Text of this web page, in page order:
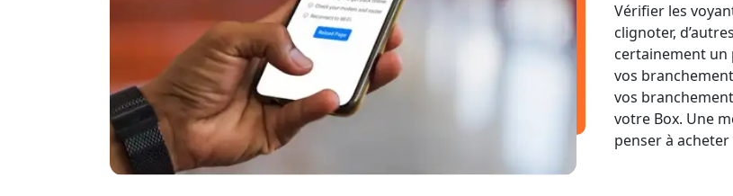
Vérifier les
clignoter,
certainement un
vos
vos
votre Box. Une
penser à